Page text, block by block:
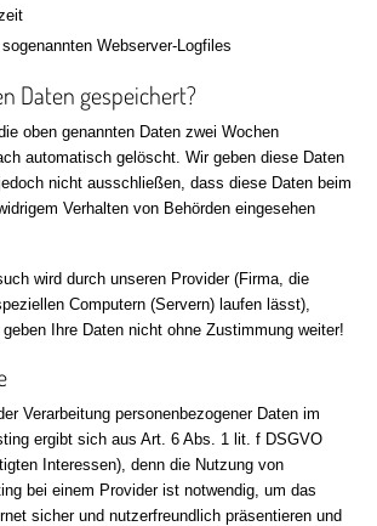
Webserver-Logfiles
Daten gespeichert?
oben genannten Daten zwei Wochen
automatisch gelöscht. Wir geben diese Daten
nicht ausschließen, dass diese Daten beim
Verhalten von Behörden eingesehen
wird durch unseren Provider (Firma, die
Computern (Servern) laufen lässt),
Ihre Daten nicht ohne Zustimmung weiter!
Verarbeitung personenbezogener Daten im
ergibt sich aus Art. 6 Abs. 1 lit. f DSGVO
Interessen), denn die Nutzung von
bei einem Provider ist notwendig, um das
sicher und nutzerfreundlich präsentieren und